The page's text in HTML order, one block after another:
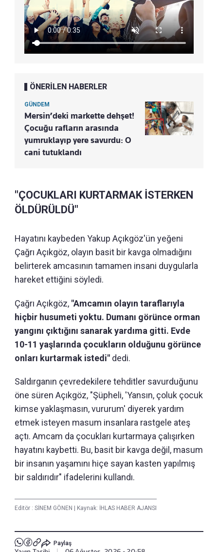
ÖNERİLEN HABERLER
GÜNDEM
Mersin’deki markette dehşet!
Çocuğu rafların arasında
yumruklayıp yere savurdu: O
cani tutuklandı
"ÇOCUKLARI KURTARMAK İSTERKEN
ÖLDÜRÜLDÜ"
Hayatını kaybeden Yakup Açıkgöz'ün yeğeni
Çağrı Açıkgöz, olayın basit bir kavga olmadığını
belirterek amcasının tamamen insani duygularla
hareket ettiğini söyledi.
Çağrı Açıkgöz, "Amcamın olayın taraflarıyla
hiçbir husumeti yoktu. Dumanı görünce orman
yangını çıktığını sanarak yardıma gitti. Evde
10-11 yaşlarında çocukların olduğunu görünce
onları kurtarmak istedi" dedi.
Saldırganın çevredekilere tehditler savurduğunu
öne süren Açıkgöz, "Şüpheli, 'Yansın, çoluk çocuk
kimse yaklaşmasın, vururum' diyerek yardım
etmek isteyen masum insanlara rastgele ateş
açtı. Amcam da çocukları kurtarmaya çalışırken
hayatını kaybetti. Bu, basit bir kavga değil, masum
bir insanın yaşamını hiçe sayan kasten yapılmış
bir saldırıdır" ifadelerini kullandı.
Editör : SİNEM GÖNEN Kaynak: İHLAS HABER AJANSI
Paylaş